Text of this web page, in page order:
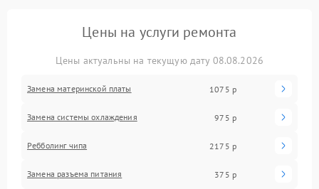
Цены на услуги ремонта
Цены актуальны на текущую дату 08.08.2026
Замена материнской платы 1075 р
Замена системы охлаждения 975 р
Ребболинг чипа 2175 р
Замена разъема питания 375 р